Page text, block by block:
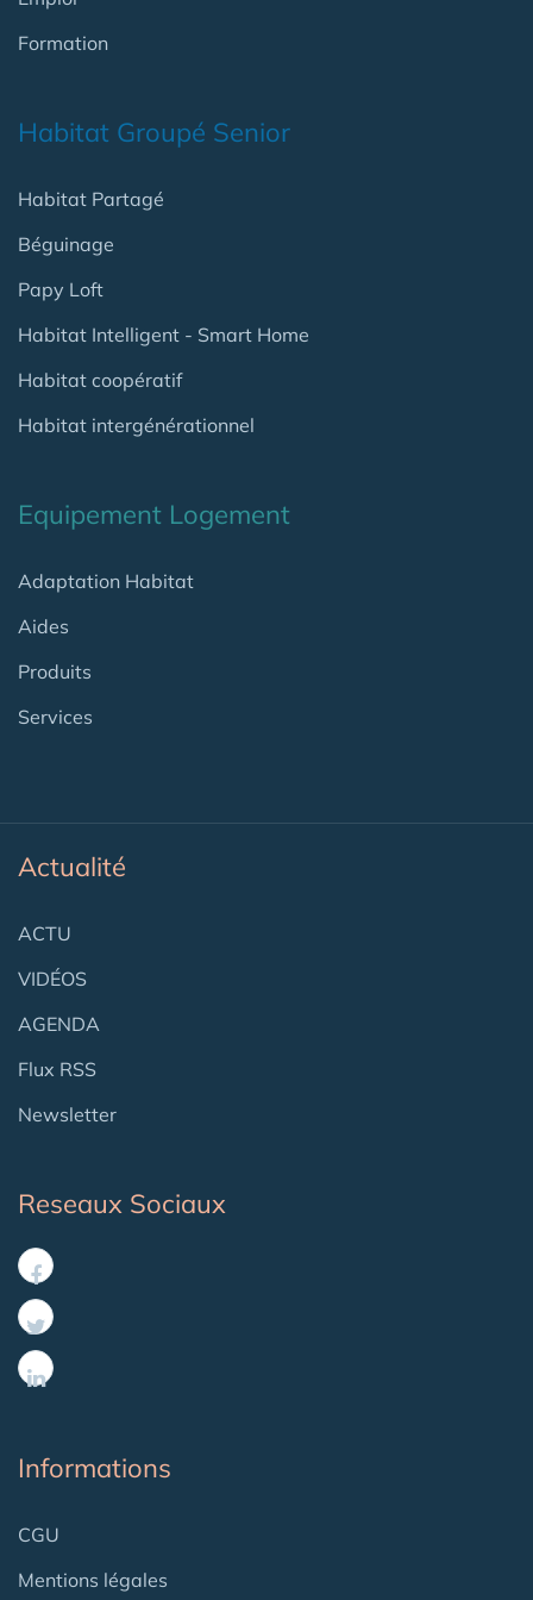
Formation
Habitat Groupé Senior
Habitat Partagé
Béguinage
Papy Loft
Habitat Intelligent - Smart Home
Habitat coopératif
Habitat intergénérationnel
Equipement Logement
Adaptation Habitat
Aides
Produits
Services
Actualité
ACTU
VIDÉOS
AGENDA
Flux RSS
Newsletter
Reseaux Sociaux
Informations
CGU
Mentions légales